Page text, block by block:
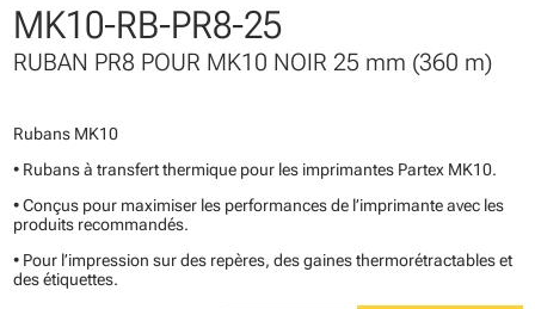
MK10-RB-PR8-25
RUBAN PR8 POUR MK10 NOIR 25 mm (360 m)
Rubans MK10
• Rubans à transfert thermique pour les imprimantes Partex MK10.
• Conçus pour maximiser les performances de l’imprimante avec les
produits recommandés.
• Pour l’impression sur des repères, des gaines thermorétractables et
des étiquettes.